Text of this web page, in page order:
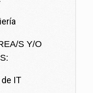
S Y/O
IT